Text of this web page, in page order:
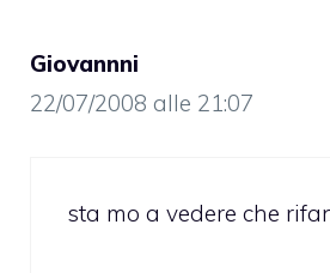
Giovannni
22/07/2008 alle 21:07
sta mo a vedere che